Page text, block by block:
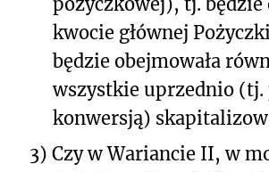
kwocie głównej
będzie obejmowała
wszystkie uprzednio (tj.
konwersją)
3) Czy w Wariancie II, w